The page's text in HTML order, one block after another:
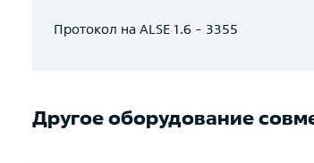
Протокол на ALSE 1.6 - 3355
Другое оборудование